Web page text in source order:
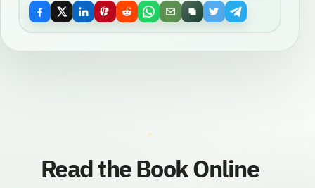
Read the Book Online